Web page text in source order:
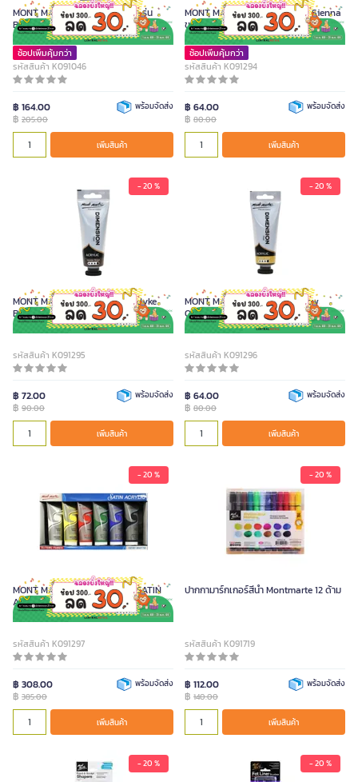
MONT MARTE ชุดพู่กันสีอะคริลิค รุ่น
BMHS0012 จำนวน 4 ชิ้น
ช้อปเพิ่มคุ้มกว่า
รหัสสินค้า K091046
฿ 164.00
฿ 205.00
พร้อมจัดส่ง
เพิ่มสินค้า
MONT MARTE สีอะคริลิค สี Raw Sienna
ขนาด 75 มล.
ช้อปเพิ่มคุ้มกว่า
รหัสสินค้า K091294
฿ 64.00
฿ 80.00
พร้อมจัดส่ง
เพิ่มสินค้า
- 20 %
MONT MARTE สีอะคริลิค สี Vandyke
Brown ขนาด 75 มล.
รหัสสินค้า K091295
฿ 72.00
฿ 90.00
พร้อมจัดส่ง
เพิ่มสินค้า
- 20 %
MONT MARTE สีอะคริลิค สี Yellow
Ochre ขนาด 75 มล.
รหัสสินค้า K091296
฿ 64.00
฿ 80.00
พร้อมจัดส่ง
เพิ่มสินค้า
- 20 %
MONT MARTE ชุดสีอะคริลิค รุ่น SATIN
ACRYLIC ขนาด 75 มล. (6 สี/กล่อง)
รหัสสินค้า K091297
฿ 308.00
฿ 385.00
พร้อมจัดส่ง
เพิ่มสินค้า
- 20 %
ปากกามาร์กเกอร์สีน้ำ Montmarte 12 ด้าม
รหัสสินค้า K091719
฿ 112.00
฿ 140.00
พร้อมจัดส่ง
เพิ่มสินค้า
- 20 % - 20 %